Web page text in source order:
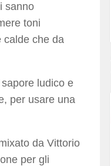
sanno
toni
calde che da
ludico e
per usare una
da Vittorio
per gli